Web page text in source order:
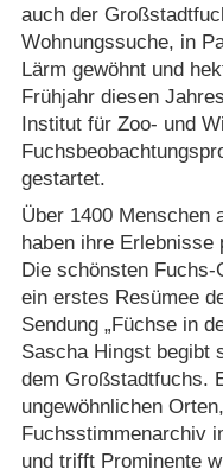
auch der
Wohnungssuche, in
Lärm gewöhnt und
Frühjahr diesen
Institut für Zoo- und
gestartet.
Über 1400 Menschen
haben ihre Erlebnisse
Die schönsten
ein erstes Resümee
Sendung „Füchse in
Sascha Hingst begibt
dem Großstadtfuchs.
ungewöhnlichen
Fuchsstimmenarchiv
und trifft Prominente